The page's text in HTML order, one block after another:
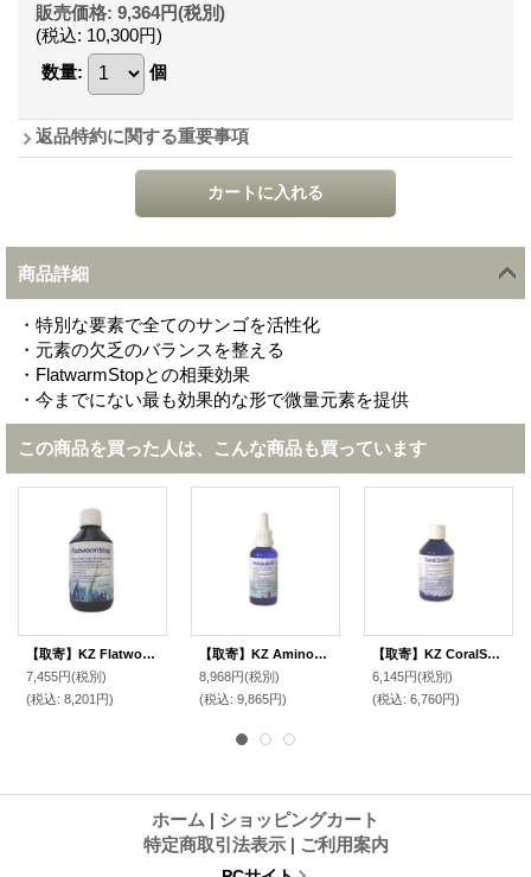
販売価格: 9,364円(税別)
(税込: 10,300円)
数量: 個
返品特約に関する重要事項
商品詳細
・特別な要素で全てのサンゴを活性化
・元素の欠乏のバランスを整える
・FlatwarmStopとの相乗効果
・今までにない最も効果的な形で微量元素を提供
この商品を買った人は、こんな商品も買っています
【取寄】KZ FlatwormStop 250ml
7,455円(税別)
(税込: 8,201円)
【取寄】KZ AminoAcidHighConcentrate 100ml
8,968円(税別)
(税込: 9,865円)
【取寄】KZ CoralSnow 250ml
6,145円(税別)
(税込: 6,760円)
ホーム | ショッピングカート
特定商取引法表示 | ご利用案内